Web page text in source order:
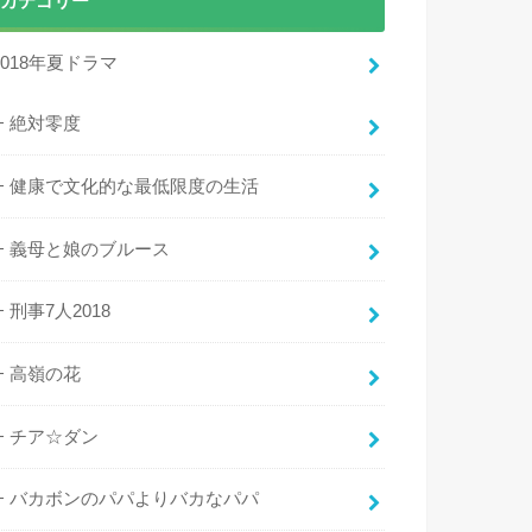
年夏ドラマ
絶対零度
健康で文化的な最低限度の生活
義母と娘のブルース
刑事7人2018
高嶺の花
チア☆ダン
バカボンのパパよりバカなパパ